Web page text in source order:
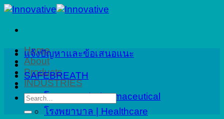
Skip
content
Home
About
Products
INDUSTRIES
โรงงานยา | Pharmaceutical
โรงพยาบาล | Healthcare
แจ้งปัญหาและข้อเสนอแนะ
SAFEBREATH
Search
for: